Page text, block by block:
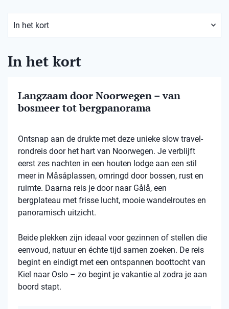
In het kort
Langzaam door Noorwegen – van
bosmeer tot bergpanorama
Ontsnap aan de drukte met deze unieke slow travel-
rondreis door het hart van Noorwegen. Je verblijft
eerst zes nachten in een houten lodge aan een stil
meer in Måsåplassen, omringd door bossen, rust en
ruimte. Daarna reis je door naar Gålå, een
bergplateau met frisse lucht, mooie wandelroutes en
panoramisch uitzicht.
Beide plekken zijn ideaal voor gezinnen of stellen die
eenvoud, natuur en échte tijd samen zoeken. De reis
begint en eindigt met een ontspannen boottocht van
Kiel naar Oslo – zo begint je vakantie al zodra je aan
boord stapt.